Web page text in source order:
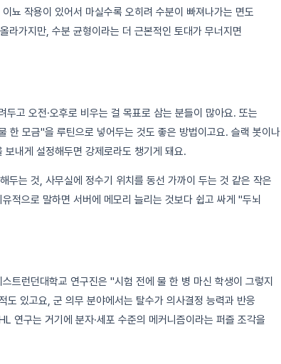
뇨 작용이 있어서 마실수록 오히려 수분이 빠져나가는 면도
라가지만, 수분 균형이라는 더 근본적인 토대가 무너지면
고 오전·오후로 비우는 걸 목표로 삼는 분들이 많아요. 또는
한 모금"을 루틴으로 넣어두는 것도 좋은 방법이고요. 슬랙 봇이나
내게 설정해두면 강제로라도 챙기게 돼요.
두는 것, 사무실에 정수기 위치를 동선 가까이 두는 것 같은 작은
적으로 말하면 서버에 메모리 늘리는 것보다 쉽고 싸게 "두뇌
트런던대학교 연구진은 "시험 전에 물 한 병 마신 학생이 그렇지
있고요, 군 의무 분야에서는 탈수가 의사결정 능력과 반응
연구는 거기에 분자·세포 수준의 메커니즘이라는 퍼즐 조각을